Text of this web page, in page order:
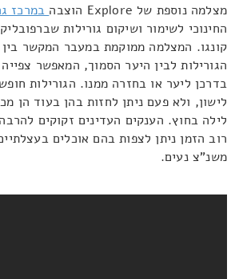
מצלמה נוספת של Explore הוצבה במרכז
החינוכי לשימור ושיקום גורילות
קונגו. המצלמה ממוקמת במעבר המקשר בין
הגורילות לבין היער הסמוך, המאפשר צפייה
בדרכן ליער או בחזרה ממנו. הגורילות
לישון, ולא פעם ניתן לחזות בהן בעוד הן
לילה בחוץ. הענקים העדינים זקוקים
רוב הזמן ניתן לצפות בהם אוכלים
משנ"צ נעים.